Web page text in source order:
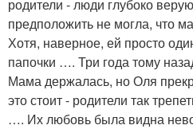
родители - люди глубоко
предположить не могла, что
Хотя, наверное, ей просто
папочки …. Три года тому
Мама держалась, но Оля
это стоит - родители так
…. Их любовь была видна